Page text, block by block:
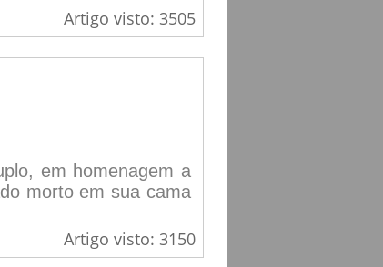
Artigo visto: 3505
em homenagem a
morto em sua cama
Artigo visto: 3150